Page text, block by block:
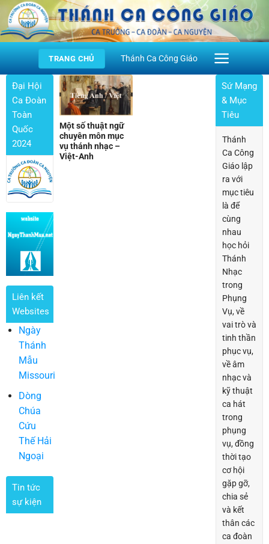
Skip
to
content
TRANG CHỦ Thánh Ca Công Giáo
Đại Hội
Ca Đoàn
Toàn
Quốc
2024
Liên kết
Websites
Ngày
Thánh
Mẫu
Missouri
Dòng
Chúa
Cứu
Thế Hải
Ngoại
Tin tức
sự kiện
Một số thuật ngữ
chuyên môn mục
vụ thánh nhạc –
Việt-Anh
Sứ Mạng
& Mục
Tiêu
Thánh
Ca Công
Giáo lập
ra với
mục tiêu
là để
cùng
nhau
học hỏi
Thánh
Nhạc
trong
Phụng
Vụ, về
vai trò và
tinh thần
phục vụ,
về âm
nhạc và
kỹ thuật
ca hát
trong
phụng
vụ, đồng
thời tạo
cơ hội
gặp gỡ,
chia sẻ
và kết
thân các
ca đoàn